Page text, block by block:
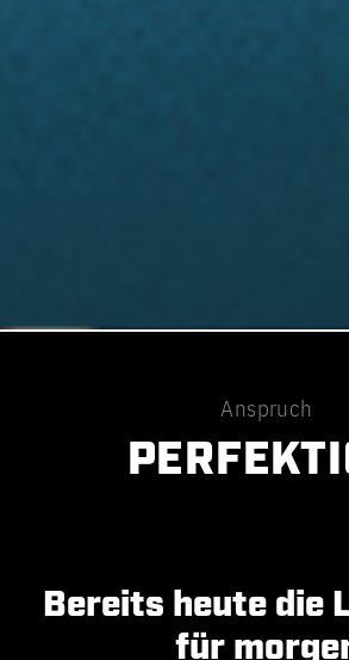
Anspruch
Bereits heute die
für